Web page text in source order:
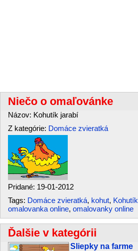
Niečo o omaľovánke
Názov: Kohutík jarabí
Z kategórie: Domáce zvieratká
Pridané: 19-01-2012
Tags: Domáce zvieratká, kohut, Kohutík
omalovanka online, omalovanky online
Ďalšie v kategórii
Sliepky na farme